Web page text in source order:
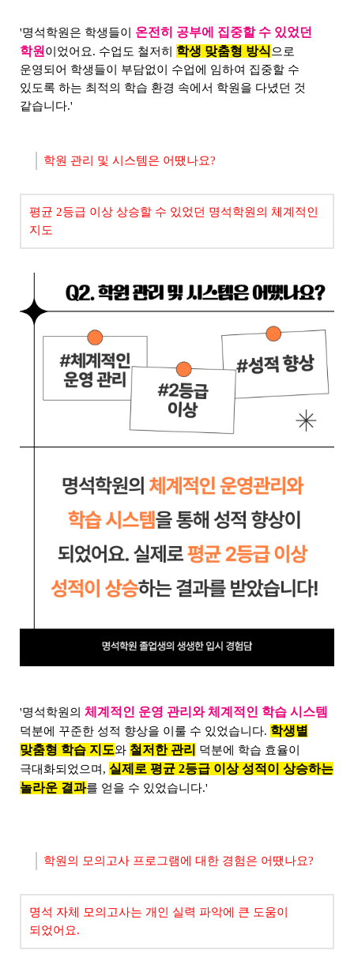
'명석학원은 학생들이 온전히 공부에 집중할 수 있었던
학원 이었어요. 수업도 철저히 학생 맞춤형 방식 으로
운영되어 학생들이 부담없이 수업에 임하여 집중할 수
있도록 하는 최적의 학습 환경 속에서 학원을 다녔던 것
같습니다.'
학원 관리 및 시스템은 어땠나요?
평균 2등급 이상 상승할 수 있었던 명석학원의 체계적인
지도
'명석학원의 체계적인 운영 관리와 체계적인 학습 시스템
덕분에 꾸준한 성적 향상을 이룰 수 있었습니다. 학생별
맞춤형 학습 지도와 철저한 관리 덕분에 학습 효율이
극대화되었으며, 실제로 평균 2등급 이상 성적이 상승하는
놀라운 결과를 얻을 수 있었습니다.'
학원의 모의고사 프로그램에 대한 경험은 어땠나요?
명석 자체 모의고사는 개인 실력 파악에 큰 도움이
되었어요.